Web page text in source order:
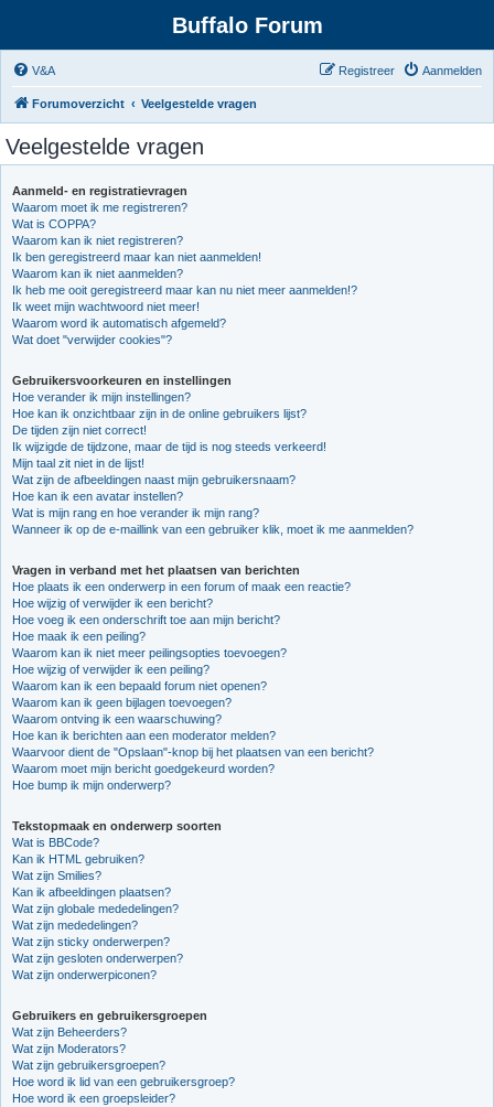
Buffalo Forum
V&A Aanmelden
Registreer
Forumoverzicht Veelgestelde vragen
Veelgestelde vragen
Aanmeld- en registratievragen
Waarom moet ik me registreren?
Wat is COPPA?
Waarom kan ik niet registreren?
Ik ben geregistreerd maar kan niet aanmelden!
Waarom kan ik niet aanmelden?
Ik heb me ooit geregistreerd maar kan nu niet meer aanmelden!?
Ik weet mijn wachtwoord niet meer!
Waarom word ik automatisch afgemeld?
Wat doet "verwijder cookies"?
Gebruikersvoorkeuren en instellingen
Hoe verander ik mijn instellingen?
Hoe kan ik onzichtbaar zijn in de online gebruikers lijst?
De tijden zijn niet correct!
Ik wijzigde de tijdzone, maar de tijd is nog steeds verkeerd!
Mijn taal zit niet in de lijst!
Wat zijn de afbeeldingen naast mijn gebruikersnaam?
Hoe kan ik een avatar instellen?
Wat is mijn rang en hoe verander ik mijn rang?
Wanneer ik op de e-maillink van een gebruiker klik, moet ik me aanmelden?
Vragen in verband met het plaatsen van berichten
Hoe plaats ik een onderwerp in een forum of maak een reactie?
Hoe wijzig of verwijder ik een bericht?
Hoe voeg ik een onderschrift toe aan mijn bericht?
Hoe maak ik een peiling?
Waarom kan ik niet meer peilingsopties toevoegen?
Hoe wijzig of verwijder ik een peiling?
Waarom kan ik een bepaald forum niet openen?
Waarom kan ik geen bijlagen toevoegen?
Waarom ontving ik een waarschuwing?
Hoe kan ik berichten aan een moderator melden?
Waarvoor dient de "Opslaan"-knop bij het plaatsen van een bericht?
Waarom moet mijn bericht goedgekeurd worden?
Hoe bump ik mijn onderwerp?
Tekstopmaak en onderwerp soorten
Wat is BBCode?
Kan ik HTML gebruiken?
Wat zijn Smilies?
Kan ik afbeeldingen plaatsen?
Wat zijn globale mededelingen?
Wat zijn mededelingen?
Wat zijn sticky onderwerpen?
Wat zijn gesloten onderwerpen?
Wat zijn onderwerpiconen?
Gebruikers en gebruikersgroepen
Wat zijn Beheerders?
Wat zijn Moderators?
Wat zijn gebruikersgroepen?
Hoe word ik lid van een gebruikersgroep?
Hoe word ik een groepsleider?